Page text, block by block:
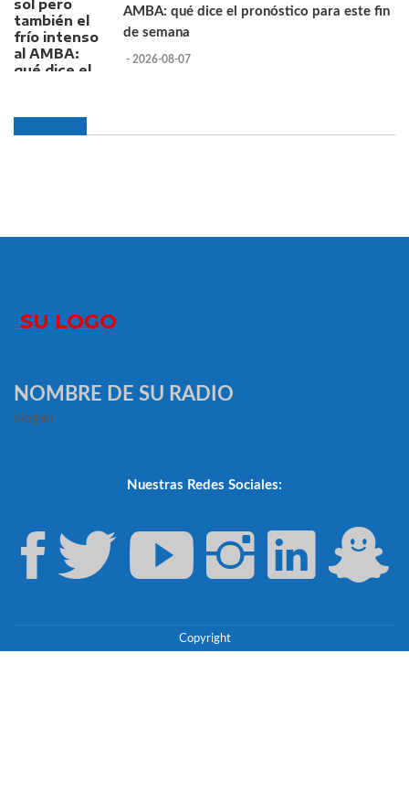
AMBA: qué dice el pronóstico para este fin
de semana
- 2026-08-07
NOMBRE DE SU RADIO
slogan
Nuestras Redes Sociales:
Copyright